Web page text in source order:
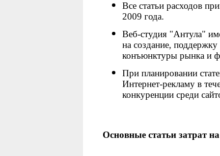
Все статьи расходов
2009 года.
Веб-студия "Антула"
на создание,
конъюнктуры рынка и
При планировании
Интернет-рекламу в
конкуренции среди
Основные статьи затрат